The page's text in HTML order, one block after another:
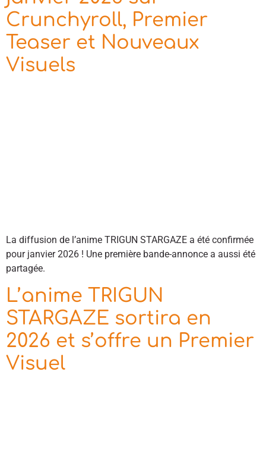
Crunchyroll, Premier
Teaser et Nouveaux
Visuels
La diffusion de l’anime TRIGUN STARGAZE a été confirmée
pour janvier 2026 ! Une première bande-annonce a aussi été
partagée.
L’anime TRIGUN
STARGAZE sortira en
2026 et s’offre un Premier
Visuel